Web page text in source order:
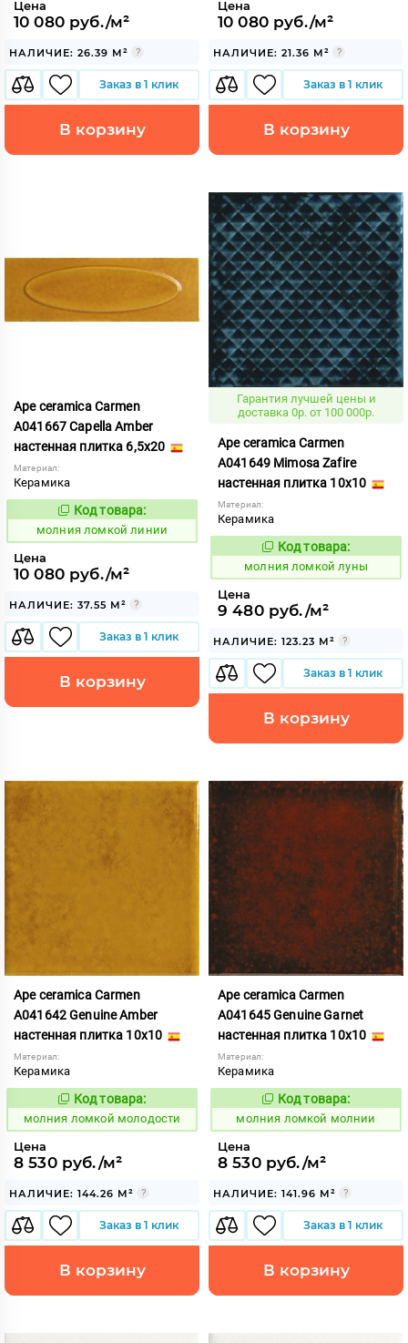
Цена
10 080 руб./м²
НАЛИЧИЕ: 26.39 М²
Заказ в 1 клик
В корзину
Цена
10 080 руб./м²
НАЛИЧИЕ: 21.36 М²
Заказ в 1 клик
В корзину
Ape ceramica Carmen
A041667 Capella Amber
настенная плитка 6,5x20
Материал:
Керамика
Код:
1006044
Код товара:
молния ломкой линии
Цена
10 080 руб./м²
НАЛИЧИЕ: 37.55 М²
Заказ в 1 клик
В корзину
Гарантия лучшей цены и
доставка 0р. от 100 000р.
Ape ceramica Carmen
A041649 Mimosa Zafire
настенная плитка 10x10
Материал:
Керамика
Код:
1006045
Код товара:
молния ломкой луны
Цена
9 480 руб./м²
НАЛИЧИЕ: 123.23 М²
Заказ в 1 клик
В корзину
Ape ceramica Carmen
A041642 Genuine Amber
настенная плитка 10x10
Материал:
Керамика
Код:
1006054
Код товара:
молния ломкой молодости
Цена
8 530 руб./м²
НАЛИЧИЕ: 144.26 М²
Заказ в 1 клик
В корзину
Ape ceramica Carmen
A041645 Genuine Garnet
настенная плитка 10x10
Материал:
Керамика
Код:
1006053
Код товара:
молния ломкой молнии
Цена
8 530 руб./м²
НАЛИЧИЕ: 141.96 М²
Заказ в 1 клик
В корзину